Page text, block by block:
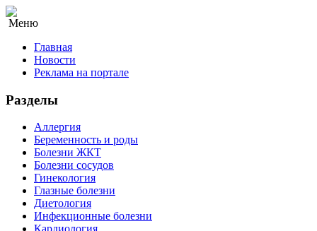
Меню
Главная
Новости
Реклама на портале
Разделы
Аллергия
Беременность и роды
Болезни ЖКТ
Болезни сосудов
Гинекология
Глазные болезни
Диетология
Инфекционные болезни